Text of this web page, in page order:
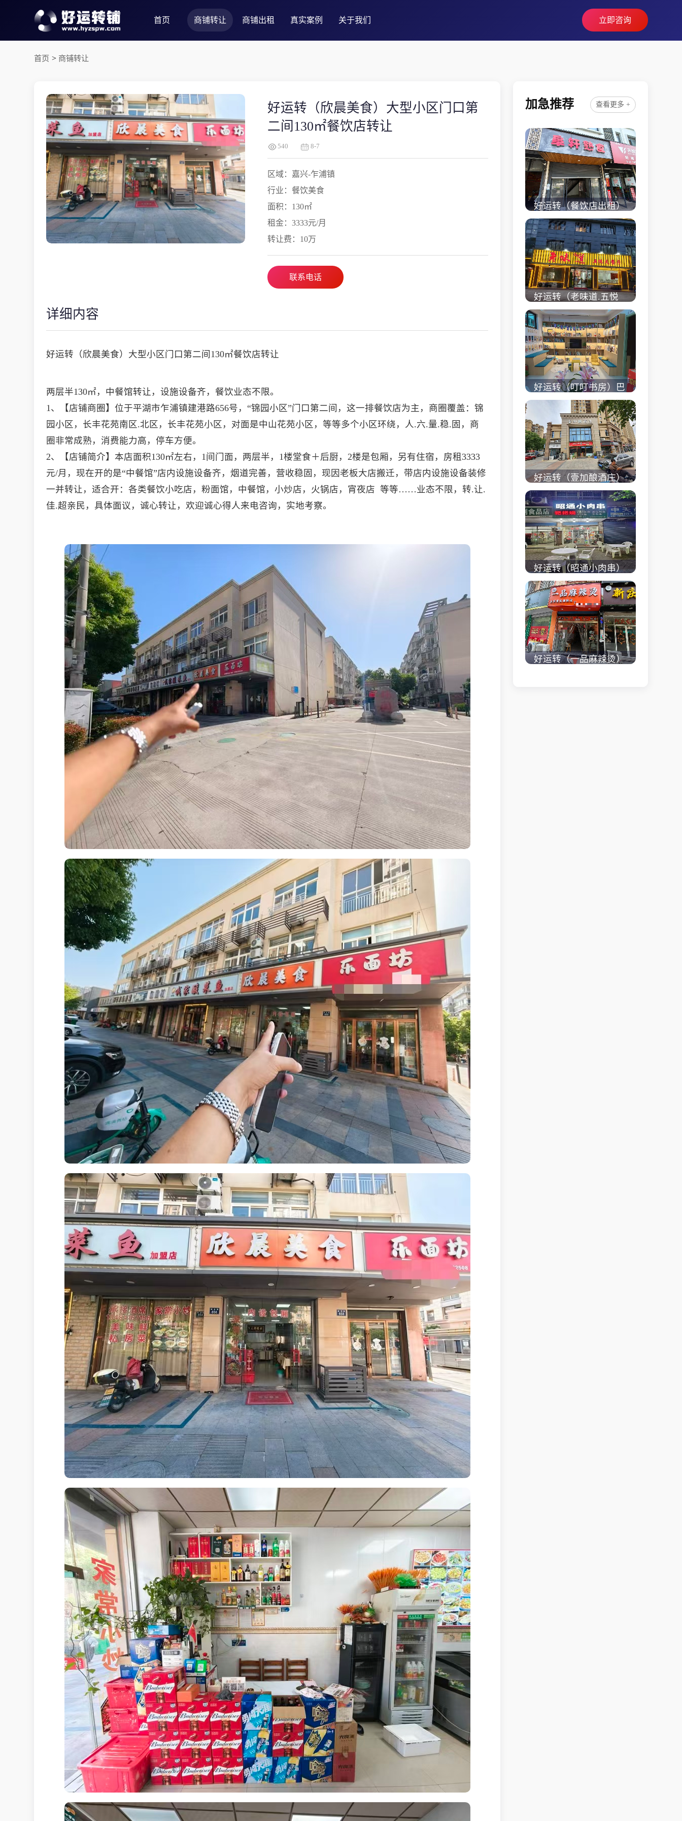
首页 商铺转让 商铺出租 真实案例 关于我们 立即咨询
首页 > 商铺转让
好运转（欣晨美食）大型小区门口第
二间130㎡餐饮店转让
540 8-7
区域：嘉兴-乍浦镇
行业：餐饮美食
面积：130㎡
租金：3333元/月
转让费：10万
联系电话
详细内容
好运转（欣晨美食）大型小区门口第二间130㎡餐饮店转让
两层半130㎡，中餐馆转让，设施设备齐，餐饮业态不限。
1、【店铺商圈】位于平湖市乍浦镇建港路656号，“锦园小区”门口第二间，这一排餐饮店为主，商圈覆盖：锦
园小区，长丰花苑南区.北区，长丰花苑小区，对面是中山花苑小区，等等多个小区环绕，人.六.量.稳.固，商
圈非常成熟，消费能力高，停车方便。
2、【店铺简介】本店面积130㎡左右，1间门面，两层半，1楼堂食＋后厨，2楼是包厢，另有住宿，房租3333
元/月，现在开的是“中餐馆”店内设施设备齐，烟道完善，营收稳固，现因老板大店搬迁，带店内设施设备装修
一并转让，适合开：各类餐饮小吃店，粉面馆，中餐馆，小炒店，火锅店，宵夜店 等等……业态不限，转.让.
佳.超亲民，具体面议，诚心转让，欢迎诚心得人来电咨询，实地考察。
加急推荐 查看更多 +
好运转（餐饮店出租）
桐乡市濮院小区门口学
校对面旺铺出租
立即查看 +
好运转（老味道.五悦
天餐厅）做了近4年的
餐饮店转让、主要房租
低
立即查看 +
好运转（叮叮书房）巴
黎都市附近实验小学旁
200㎡培训班带生源转
让
立即查看 +
好运转（壹加酿酒庄）
秀洲区商业街正拐角
260㎡酒庄、空店铺转
让
立即查看 +
好运转（昭通小肉串）
商业街60平烧烤店转
让、可外摆、 房租2.2
万/年
立即查看 +
好运转（一品麻辣烫）